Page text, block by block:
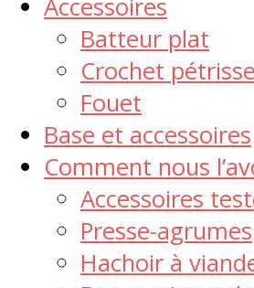
Accessoires
Batteur plat
Crochet
Fouet
Base et accessoires
Comment nous
Accessoires
Presse-agrumes
Hachoir à